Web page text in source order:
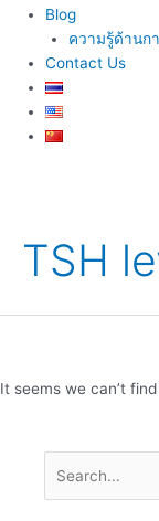
Blog
ความรู้ด้านก
Contact Us
TSH
It seems we can’t